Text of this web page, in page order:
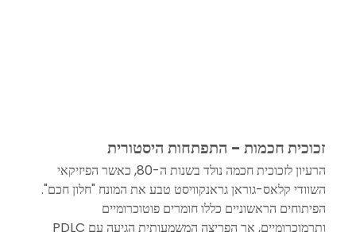
זכוכית חכמות - התפתחות היסטורית
הרעיון לזכוכית חכמה נולד בשנות ה-80, כאשר הפיזיקאי
השוודי קלאס-גוראן גראנקוויסט טבע את המונח "חלון חכם".
הפיתוחים הראשוניים כללו חומרים פוטוכרומיים